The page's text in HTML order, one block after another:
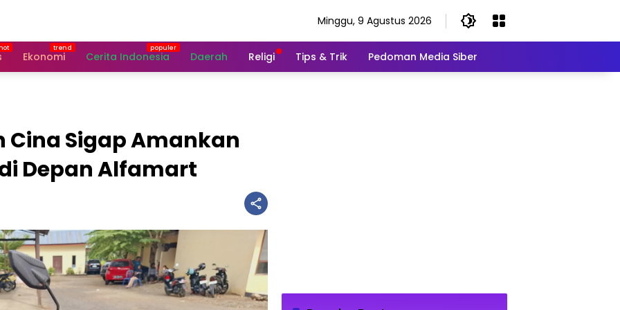
Minggu, 9 Agustus 2026
Ekonomi Cerita Indonesia Daerah Religi Tips & Trik Pedoman Media Siber
Cina Sigap Amankan
Depan Alfamart